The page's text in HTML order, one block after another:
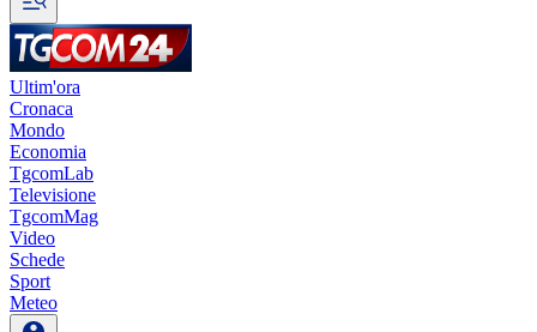
Ultim'ora
Cronaca
Mondo
Economia
TgcomLab
Televisione
TgcomMag
Video
Schede
Sport
Meteo